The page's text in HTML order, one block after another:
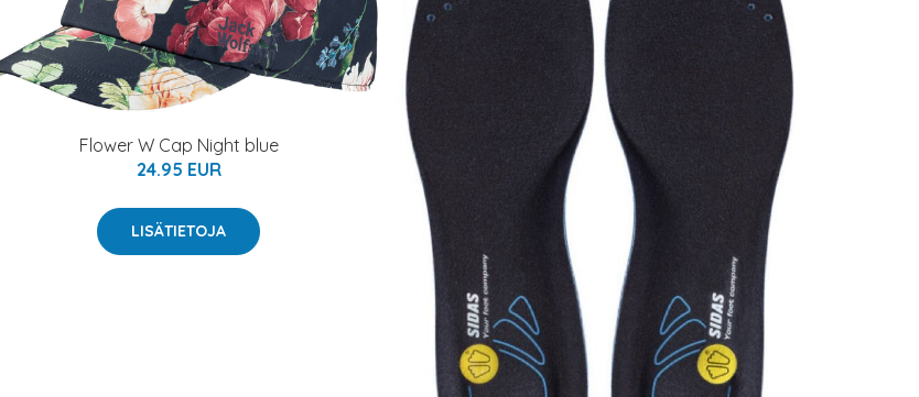
Flower W Cap Night blue
24.95 EUR
LISÄTIETOJA